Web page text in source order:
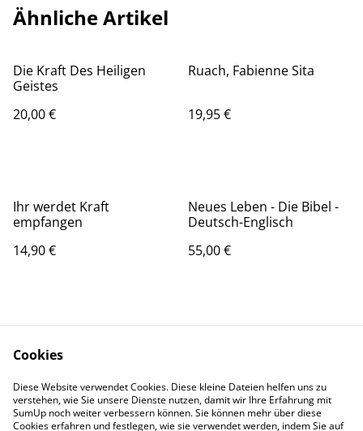
Ähnliche Artikel
Die Kraft Des Heiligen
Geistes
20,00 €
Ruach, Fabienne Sita
19,95 €
Ihr werdet Kraft
empfangen
14,90 €
Neues Leben - Die Bibel -
Deutsch-Englisch
55,00 €
Kontaktieren Sie uns
Rechtliche
Bestimmungen
Cookies
Diese Website verwendet Cookies. Diese kleine Dateien helfen uns zu
verstehen, wie Sie unsere Dienste nutzen, damit wir Ihre Erfahrung mit
SumUp noch weiter verbessern können. Sie können mehr über diese
Cookies erfahren und festlegen, wie sie verwendet werden, indem Sie auf